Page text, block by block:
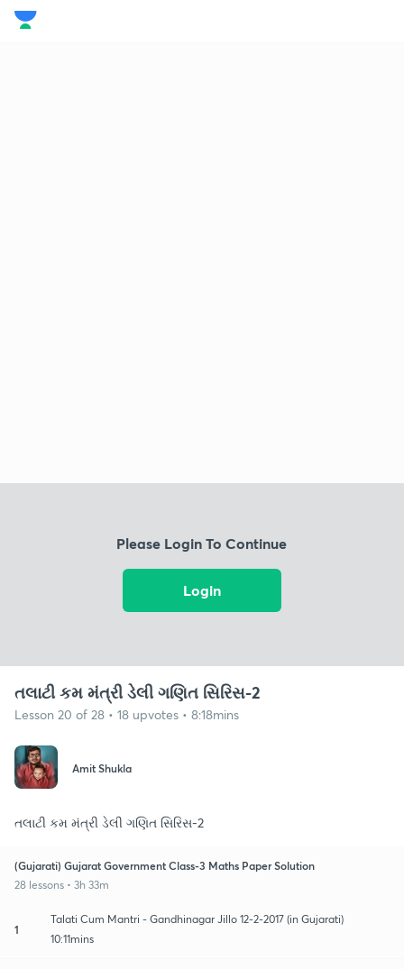
Please Login To Continue
Login
તલાટી કમ મંત્રી ડેલી ગણિત સિરિસ-2
Lesson 20 of 28 • 18 upvotes • 8:18mins
Amit Shukla
તલાટી કમ મંત્રી ડેલી ગણિત સિરિસ-2
(Gujarati) Gujarat Government Class-3 Maths Paper Solution
28 lessons • 3h 33m
1
Talati Cum Mantri - Gandhinagar Jillo 12-2-2017 (in Gujarati)
10:11mins